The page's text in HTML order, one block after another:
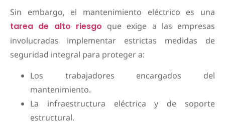
Sin embargo, el mantenimiento eléctrico es una
tarea de alto riesgo que exige a las empresas
involucradas implementar estrictas medidas de
seguridad integral para proteger a:
Los trabajadores encargados del
mantenimiento.
La infraestructura eléctrica y de soporte
estructural.